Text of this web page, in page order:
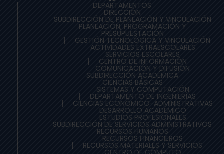
DEPARTAMENTOS
DIRECCIÓN
SUBDIRECCIÓN DE PLANEACIÒN Y VINCULACIÓN
PLANEACIÓN, PROGRAMACIÓN Y
PRESUPUESTACIÓN
GESTIÓN TECNOLÓGICA Y VINCULACIÓN
ACTIVIDADES EXTRAESCOLARES
SERVICIOS ESCOLARES
CENTRO DE INFORMACIÓN
COMUNICACIÓN Y DIFUSIÓN
SUBDIRECCIÓN ACADÉMICA
CIENCIAS BÁSICAS
SISTEMAS Y COMPUTACIÓN
DEPARTAMENTO DE INGENIERÍAS
CIENCIAS ECONÓMICO-ADMINISTRATIVAS
DESARROLLO ACADÉMICO
ESTUDIOS PROFESIONALES
SUBDIRECCIÓN DE SERVICIOS ADMINISTRATIVOS
RECURSOS HUMANOS
RECURSOS FINANCIEROS
RECURSOS MATERIALES Y SERVICIOS